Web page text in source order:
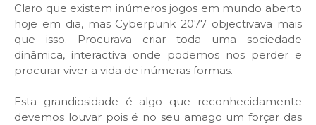
Claro que existem inúmeros jogos em mundo aberto
hoje em dia, mas Cyberpunk 2077 objectivava mais
que isso. Procurava criar toda uma sociedade
dinâmica, interactiva onde podemos nos perder e
procurar viver a vida de inúmeras formas.
Esta grandiosidade é algo que reconhecidamente
devemos louvar pois é no seu amago um forçar das